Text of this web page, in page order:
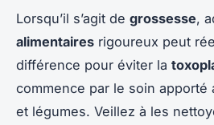
Lorsqu’il s’agit de grossesse,
alimentaires rigoureux peut
différence pour éviter la
commence par le soin apporté
et légumes. Veillez à les